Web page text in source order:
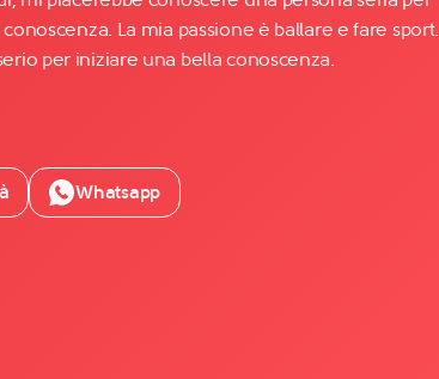
La mia passione è ballare e fare sport.
per iniziare una bella conoscenza.
Whatsapp